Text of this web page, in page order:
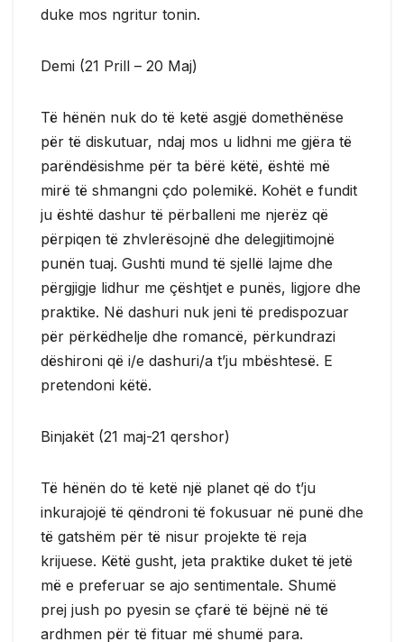
duke mos ngritur tonin.
Demi (21 Prill – 20 Maj)
Të hënën nuk do të ketë asgjë domethënëse
për të diskutuar, ndaj mos u lidhni me gjëra të
parëndësishme për ta bërë këtë, është më
mirë të shmangni çdo polemikë. Kohët e fundit
ju është dashur të përballeni me njerëz që
përpiqen të zhvlerësojnë dhe delegjitimojnë
punën tuaj. Gushti mund të sjellë lajme dhe
përgjigje lidhur me çështjet e punës, ligjore dhe
praktike. Në dashuri nuk jeni të predispozuar
për përkëdhelje dhe romancë, përkundrazi
dëshironi që i/e dashuri/a t’ju mbështesë. E
pretendoni këtë.
Binjakët (21 maj-21 qershor)
Të hënën do të ketë një planet që do t’ju
inkurajojë të qëndroni të fokusuar në punë dhe
të gatshëm për të nisur projekte të reja
krijuese. Këtë gusht, jeta praktike duket të jetë
më e preferuar se ajo sentimentale. Shumë
prej jush po pyesin se çfarë të bëjnë në të
ardhmen për të fituar më shumë para.